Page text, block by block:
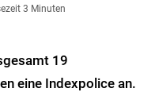
3 Minuten
19
eine Indexpolice an.